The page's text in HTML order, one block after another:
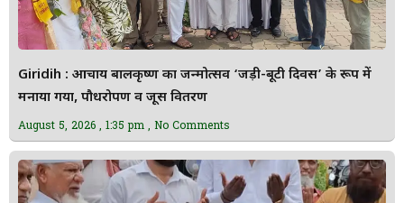
Giridih : आचार्य बालकृष्ण का जन्मोत्सव ‘जड़ी-बूटी दिवस’ के रूप में
मनाया गया, पौधरोपण व जूस वितरण
August 5, 2026 1:35 pm No Comments